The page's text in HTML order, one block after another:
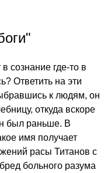
сознание где-то в
Ответить на эти
к людям, он
откуда вскоре
был раньше. В
имя получает
расы Титанов с
больного разума